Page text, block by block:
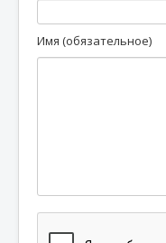
Имя (обязательное)